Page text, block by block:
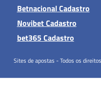
Betnacional Cadastro
Novibet Cadastro
bet365 Cadastro
Sites de apostas - Todos os